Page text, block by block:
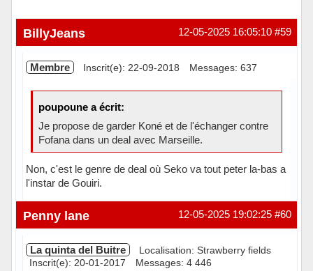
#59
12-05-2025 16:05:10
BillyJeans
Membre Inscrit(e): 22-09-2018 Messages: 637
poupoune a écrit:
Je propose de garder Koné et de l'échanger contre
Fofana dans un deal avec Marseille.
Non, c'est le genre de deal où Seko va tout peter la-bas a
l'instar de Gouiri.
Hors ligne #60
12-05-2025 19:02:25
Penny lane
La quinta del Buitre
Localisation: Strawberry fields
Inscrit(e): 20-01-2017
Messages: 4 446